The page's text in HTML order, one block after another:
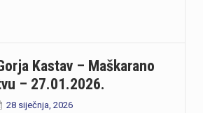
Kastav – Maškarano
– 27.01.2026.
28 siječnja, 2026